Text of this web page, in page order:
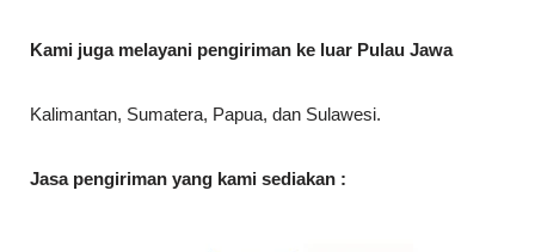
Kami juga melayani pengiriman ke luar Pulau Jawa
Kalimantan, Sumatera, Papua, dan Sulawesi.
Jasa pengiriman yang kami sediakan :